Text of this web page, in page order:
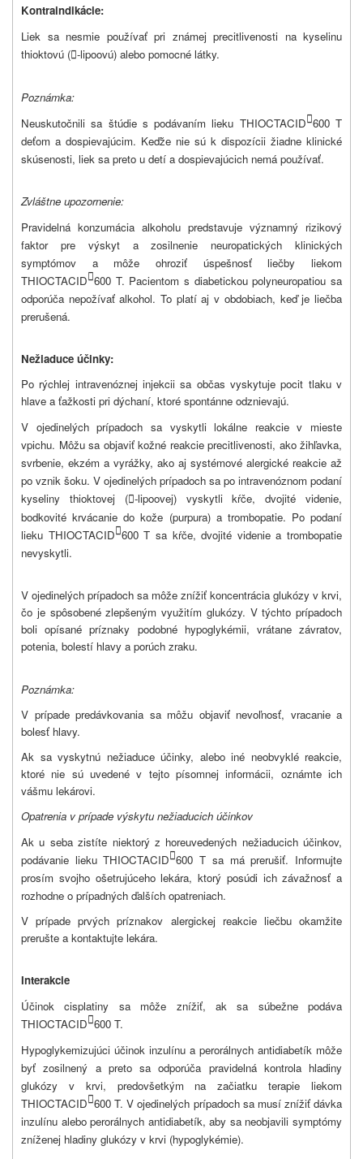
Kontraindikácie:
Liek sa nesmie používať pri známej precitlivenosti na kyselinu
thioktovú (-lipoovú) alebo pomocné látky.
Poznámka:
Neuskutočnili sa štúdie s podávaním lieku THIOCTACID 600 T
deťom a dospievajúcim. Keďže nie sú k dispozícii žiadne klinické
skúsenosti, liek sa preto u detí a dospievajúcich nemá používať.
Zvláštne upozornenie:
Pravidelná konzumácia alkoholu predstavuje významný rizikový
faktor pre výskyt a zosilnenie neuropatických klinických
symptómov a môže ohroziť úspešnosť liečby liekom
THIOCTACID 600 T. Pacientom s diabetickou polyneuropatiou sa
odporúča nepožívať alkohol. To platí aj v obdobiach, keď je liečba
prerušená.
Nežiaduce účinky:
Po rýchlej intravenóznej injekcii sa občas vyskytuje pocit tlaku v
hlave a ťažkosti pri dýchaní, ktoré spontánne odznievajú.
V ojedinelých prípadoch sa vyskytli lokálne reakcie v mieste
vpichu. Môžu sa objaviť kožné reakcie precitlivenosti, ako žihľavka,
svrbenie, ekzém a vyrážky, ako aj systémové alergické reakcie až
po vznik šoku. V ojedinelých prípadoch sa po intravenóznom podaní
kyseliny thioktovej (-lipoovej) vyskytli kŕče, dvojité videnie,
bodkovité krvácanie do kože (purpura) a trombopatie. Po podaní
lieku THIOCTACID 600 T sa kŕče, dvojité videnie a trombopatie
nevyskytli.
V ojedinelých prípadoch sa môže znížiť koncentrácia glukózy v krvi,
čo je spôsobené zlepšeným využitím glukózy. V týchto prípadoch
boli opísané príznaky podobné hypoglykémii, vrátane závratov,
potenia, bolestí hlavy a porúch zraku.
Poznámka:
V prípade predávkovania sa môžu objaviť nevoľnosť, vracanie a
bolesť hlavy.
Ak sa vyskytnú nežiaduce účinky, alebo iné neobvyklé reakcie,
ktoré nie sú uvedené v tejto písomnej informácii, oznámte ich
vášmu lekárovi.
Opatrenia v prípade výskytu nežiaducich účinkov
Ak u seba zistíte niektorý z horeuvedených nežiaducich účinkov,
podávanie lieku THIOCTACID 600 T sa má prerušiť. Informujte
prosím svojho ošetrujúceho lekára, ktorý posúdi ich závažnosť a
rozhodne o prípadných ďalších opatreniach.
V prípade prvých príznakov alergickej reakcie liečbu okamžite
prerušte a kontaktujte lekára.
Interakcie
Účinok cisplatiny sa môže znížiť, ak sa súbežne podáva
THIOCTACID 600 T.
Hypoglykemizujúci účinok inzulínu a perorálnych antidiabetík môže
byť zosilnený a preto sa odporúča pravidelná kontrola hladiny
glukózy v krvi, predovšetkým na začiatku terapie liekom
THIOCTACID 600 T. V ojedinelých prípadoch sa musí znížiť dávka
inzulínu alebo perorálnych antidiabetík, aby sa neobjavili symptómy
zníženej hladiny glukózy v krvi (hypoglykémie).